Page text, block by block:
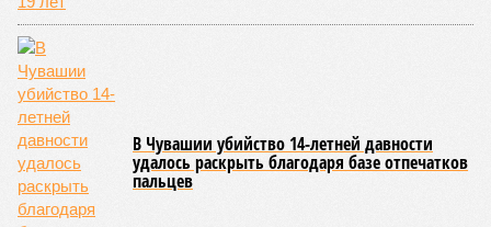
работающий на пищеблоках. В ходе этих проверок у 20
человек были обнаружены возбудители инфекций –
указанные сотрудники были незамедлительно отстранены
от выполнения своих обязанностей и направлены на
лечение.
Представители ведомства отметили, что оперативное
принятие указанных мер позволило избежать
возникновения массовых инфекционных заболеваний